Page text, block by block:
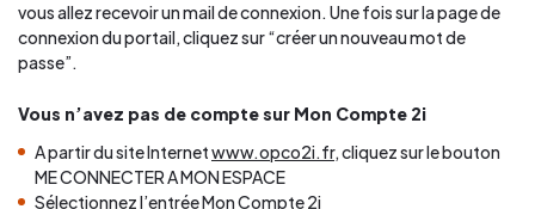
vous allez recevoir un mail de connexion. Une fois sur la page de
connexion du portail, cliquez sur “créer un nouveau mot de
passe”.
Vous n’avez pas de compte sur Mon Compte 2i
A partir du site Internetwww.opco2i.fr, cliquez sur le bouton
ME CONNECTER A MON ESPACE
Sélectionnez l’entrée Mon Compte 2i